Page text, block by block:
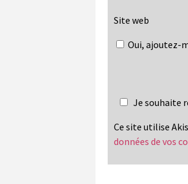
Site web
Oui, ajoutez-
Je souhaite
Ce site utilise
données de vos